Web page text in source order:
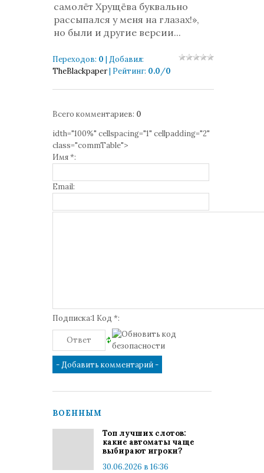
самолёт Хрущёва буквально
рассыпался у меня на глазах!»,
но были и другие версии...
Переходов: 0 | Добавил:
TheBlackpaper| Рейтинг: 0.0/0
Всего комментариев: 0
idth="100%" cellspacing="1" cellpadding="2"
class="commTable">
Имя *:
Email:
Подписка:1 Код *:
ВОЕННЫМ
Топ лучших слотов:
какие автоматы чаще
выбирают игроки?
30.06.2026 в 16:36